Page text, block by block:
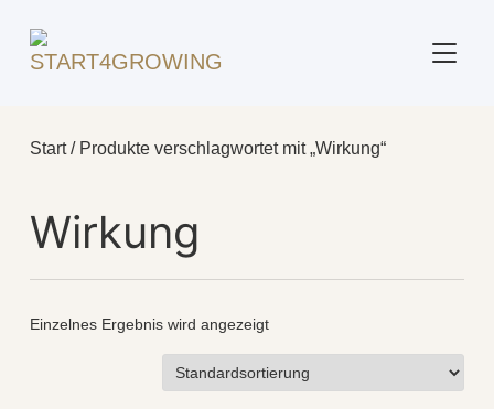
Start/ Produkte verschlagwortet mit „Wirkung“
Wirkung
Einzelnes Ergebnis wird angezeigt